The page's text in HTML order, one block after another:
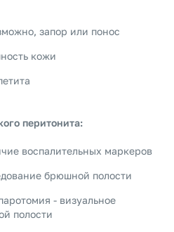
запор или понос
кожи
перитонита:
воспалительных маркеров
брюшной полости
- визуальное
полости